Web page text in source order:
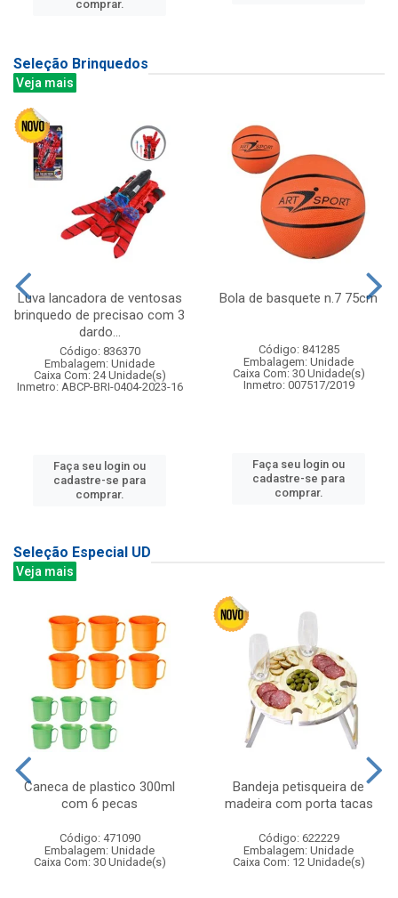
comprar.
Seleção Brinquedos
Veja mais
Luva lancadora de ventosas
brinquedo de precisao com 3
dardo...
Código: 836370
Embalagem: Unidade
Caixa Com: 24 Unidade(s)
Inmetro: ABCP-BRI-0404-2023-16
Faça seu login ou
cadastre-se para
comprar.
Bola de basquete n.7 75cm
Código: 841285
Embalagem: Unidade
Caixa Com: 30 Unidade(s)
Inmetro: 007517/2019
Faça seu login ou
cadastre-se para
comprar.
Seleção Especial UD
Veja mais
Caneca de plastico 300ml
com 6 pecas
Código: 471090
Embalagem: Unidade
Caixa Com: 30 Unidade(s)
Bandeja petisqueira de
madeira com porta tacas
Código: 622229
Embalagem: Unidade
Caixa Com: 12 Unidade(s)